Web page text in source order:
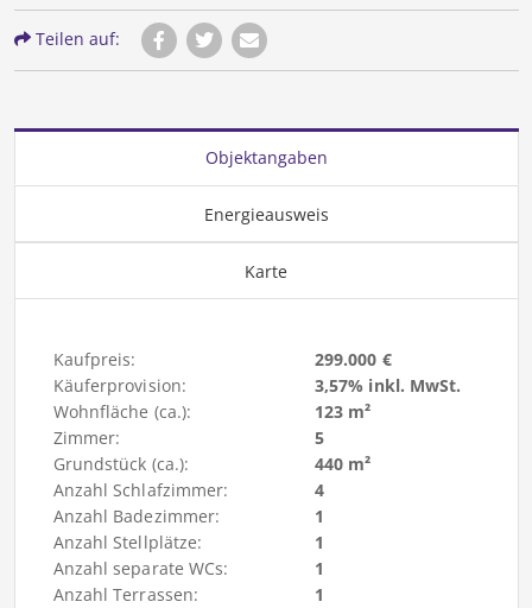
Teilen auf:
Objektangaben
Energieausweis
Karte
Kaufpreis:
299.000 €
Käuferprovision:
3,57% inkl. MwSt.
Wohnfläche (ca.):
123 m²
Zimmer:
5
Grundstück (ca.):
440 m²
Anzahl Schlafzimmer:
4
Anzahl Badezimmer:
1
Anzahl Stellplätze:
1
Anzahl separate WCs:
1
Anzahl Terrassen:
1